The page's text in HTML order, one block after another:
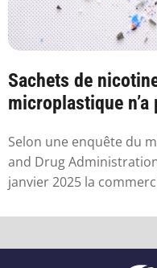
Sachets de
microplastique
Selon une enquête du
and Drug
janvier 2025 la